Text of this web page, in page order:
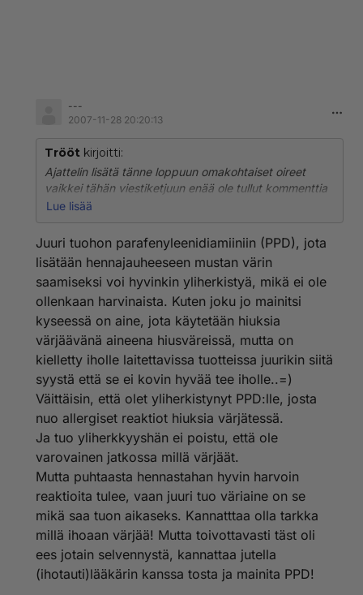
---
2007-11-28 20:20:13
Trööt kirjoitti:
Ajattelin lisätä tänne loppuun omakohtaiset oireet
vaikkei tähän viestiketjuun enää ole tullut kommenttia
piiiitkään aikaan..
mustan hennatatuoinnin Thaimaassa. Tänä syksynä on
hiusten värjäyksen jälkeen päänahka kutissut jo toista
kuukautta välillä pahastikin (aiemminkin kyllä
vaalennusaineesta samaa oiretta, mutta se onkin
vahvempaa kamaa). Hilseilyä ei ole. Kuukausi
takaperin heräsin yöllä kun ylähuuli oli turvonnut
isommaksi kuin Angelina Joliella, eilen aamulla peilistä
näkyi tuplaksi turvonnut alahuuli. Myös keskikehossa
ja reisissä on monena päivänä nyt syksyn aikana ollut
kutisevia turvonneita kohtia. Aloin epäillä itse voisiko
johtua ko. tatuoinneista ja tästä hiusten värjäyksestä.
Lääkärissä täytyy ottaa puheeksi ensi kerralla, koska
ei lääkäri, enkä minä osannut keksiä viimeksi ollenkaan
mistä moiset oireet johtuisivat.
Kylläkin naaman turpoilua mulla esiintyi viimeksi 10
vuotta takaperin ja sitä oireilua kesti sillon puolisen
vuotta. Syyksi todettiin silloin krooninen nokkosrokko.
Tiedä sitten onko sama nyt... Ajattelinpahan vaan että
josko henna sittenkin... Tatuointi oli molemmilla kerroilla
nilkassa ja sen kohdalla ei ole ollut mitään
allergiareaktioita.
Lue lisää
Juuri tuohon parafenyleenidiamiiniin (PPD), jota
lisätään hennajauheeseen mustan värin
saamiseksi voi hyvinkin yliherkistyä, mikä ei ole
ollenkaan harvinaista. Kuten joku jo mainitsi
kyseessä on aine, jota käytetään hiuksia
värjäävänä aineena hiusväreissä, mutta on
kielletty iholle laitettavissa tuotteissa juurikin siitä
syystä että se ei kovin hyvää tee iholle..=)
Väittäisin, että olet yliherkistynyt PPD:lle, josta
nuo allergiset reaktiot hiuksia värjätessä.
Ja tuo yliherkkyyshän ei poistu, että ole
varovainen jatkossa millä värjäät.
Mutta puhtaasta hennastahan hyvin harvoin
reaktioita tulee, vaan juuri tuo väriaine on se
mikä saa tuon aikaseks. Kannatttaa olla tarkka
millä ihoaan värjää! Mutta toivottavasti täst oli
ees jotain selvennystä, kannattaa jutella
(ihotauti)lääkärin kanssa tosta ja mainita PPD!